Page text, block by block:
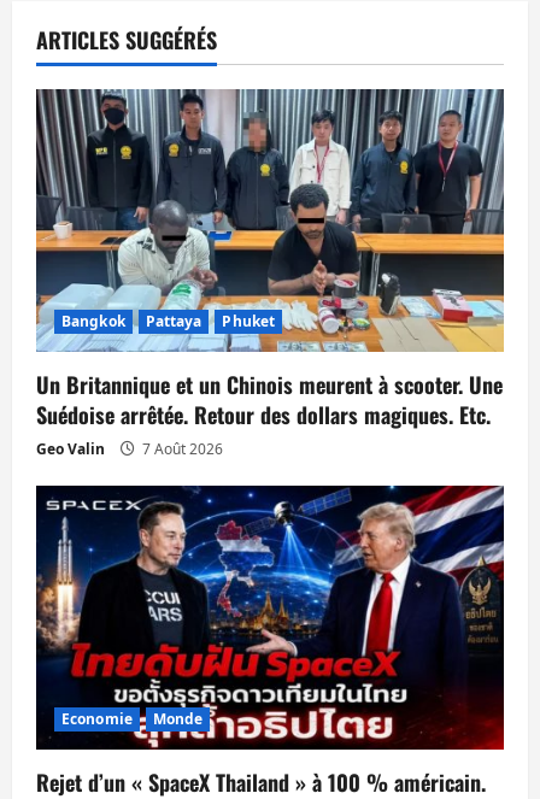
t
i
o
n
d
’
a
r
t
i
c
l
e
ARTICLES SUGGÉRÉS
Bangkok Pattaya Phuket
Un Britannique et un Chinois meurent à scooter. Une
Suédoise arrêtée. Retour des dollars magiques. Etc.
Geo Valin 7 Août 2026
Economie Monde
Rejet d’un « SpaceX Thailand » à 100 % américain.